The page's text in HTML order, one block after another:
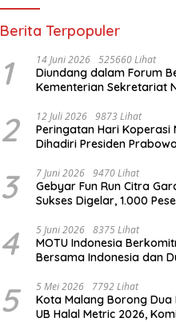
Berita Terpopuler
1 14 Juni 2026 525660 Lihat
Diundang dalam Forum
Kementerian Sekretariat
Indonesia
2 12 Juli 2026 9873 Lihat
Peringatan Hari Koperasi
Dihadiri Presiden
3 7 Juni 2026 9470 Lihat
Gebyar Fun Run Citra
Sukses Digelar, 1.000
4 5 Juni 2026 8375 Lihat
MOTU Indonesia
Bersama Indonesia dan
5 5 Mei 2026 7792 Lihat
Kota Malang Borong
UB Halal Metric 2026,